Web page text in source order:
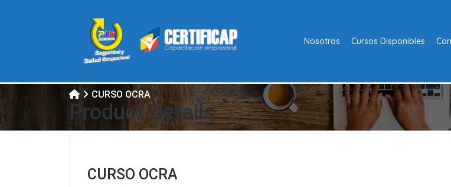
Nosotros Cursos Disponibles
CURSO OCRA
Product Details
CURSO OCRA